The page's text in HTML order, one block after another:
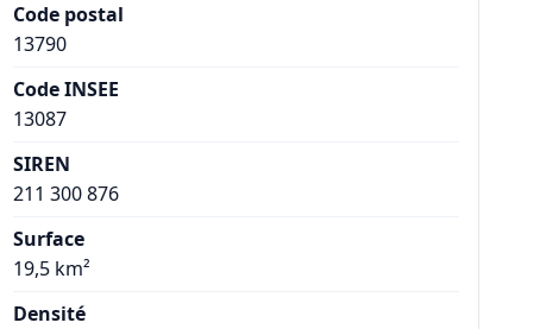
Code postal
13790
Code INSEE
13087
SIREN
211 300 876
Surface
19,5 km²
Densité